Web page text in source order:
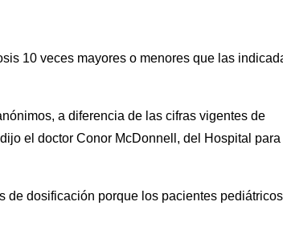
10 veces mayores o menores que las
a diferencia de las cifras vigentes de
el doctor Conor McDonnell, del Hospital para
de dosificación porque los pacientes pediátricos